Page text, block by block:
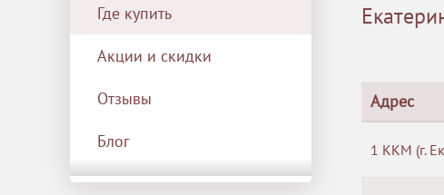
Где купить
Акции и скидки
Отзывы
Блог
Адрес
1 ККМ (г.